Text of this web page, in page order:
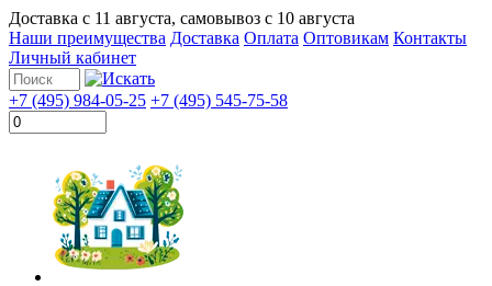
Доставка с 11 августа, самовывоз с 10 августа
Наши преимущества Доставка Оплата Оптовикам Контакты
Личный кабинет
+7 (495) 984-05-25 +7 (495) 545-75-58